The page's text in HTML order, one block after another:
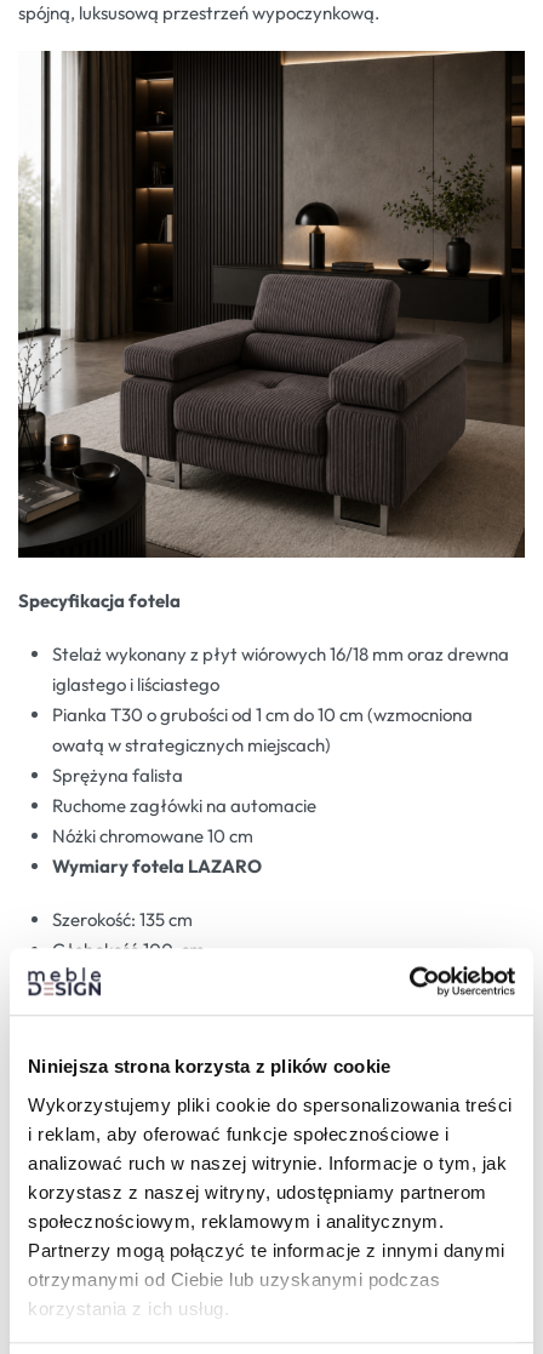
Niniejsza strona korzysta z plików cookie
Wykorzystujemy pliki cookie do spersonalizowania treści
i reklam, aby oferować funkcje społecznościowe i
analizować ruch w naszej witrynie. Informacje o tym, jak
korzystasz z naszej witryny, udostępniamy partnerom
społecznościowym, reklamowym i analitycznym.
Partnerzy mogą połączyć te informacje z innymi danymi
otrzymanymi od Ciebie lub uzyskanymi podczas
korzystania z ich usług.
spójną, luksusową przestrzeń wypoczynkową.
Specyfikacja fotela
Stelaż wykonany z płyt wiórowych 16/18 mm oraz drewna
iglastego i liściastego
Pianka T30 o grubości od 1 cm do 10 cm (wzmocniona
owatą w strategicznych miejscach)
Sprężyna falista
Ruchome zagłówki na automacie
Nóżki chromowane 10 cm
Wymiary fotela LAZARO
Szerokość: 135 cm
Głębokość:100 cm
Wysokość: 77 cm
Wysokość siedziska: 40cm
Materiały do wyboru: